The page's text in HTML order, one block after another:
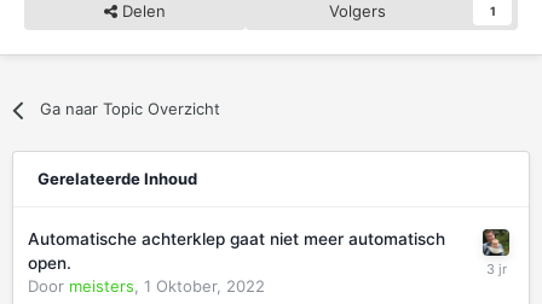
Delen Volgers 1
Ga naar Topic Overzicht
Gerelateerde Inhoud
Automatische achterklep gaat niet meer automatisch
open.
Door meisters, 1 Oktober, 2022